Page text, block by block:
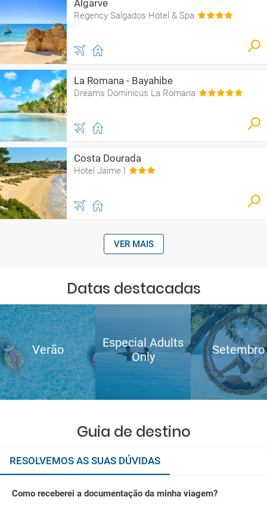
Algarve
Regency Salgados Hotel & Spa
La Romana - Bayahibe
Dreams Dominicus La Romana
Costa Dourada
Hotel Jaime I
VER MAIS
Datas destacadas
Verão
Especial Adults
Only
Setembro
Guia de destino
RESOLVEMOS AS SUAS DÚVIDAS
Como receberei a documentação da minha viagem?